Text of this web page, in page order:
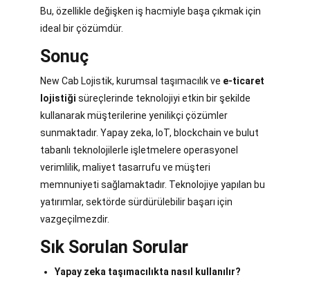
Bu, özellikle değişken iş hacmiyle başa çıkmak için
ideal bir çözümdür.
Sonuç
New Cab Lojistik, kurumsal taşımacılık ve e-ticaret
lojistiği süreçlerinde teknolojiyi etkin bir şekilde
kullanarak müşterilerine yenilikçi çözümler
sunmaktadır. Yapay zeka, IoT, blockchain ve bulut
tabanlı teknolojilerle işletmelere operasyonel
verimlilik, maliyet tasarrufu ve müşteri
memnuniyeti sağlamaktadır. Teknolojiye yapılan bu
yatırımlar, sektörde sürdürülebilir başarı için
vazgeçilmezdir.
Sık Sorulan Sorular
Yapay zeka taşımacılıkta nasıl kullanılır?